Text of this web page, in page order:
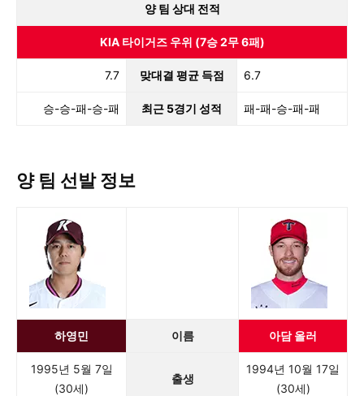
양 팀 상대 전적
KIA 타이거즈 우위 (7승 2무 6패)
7.7 맞대결 평균 득점 6.7
승-승-패-승-패 최근 5경기 성적 패-패-승-패-패
양 팀 선발 정보
하영민 이름 아담 올러
1995년 5월 7일
(30세)
출생
1994년 10월 17일
(30세)